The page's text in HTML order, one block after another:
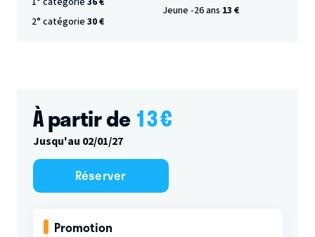
2° catégorie30 €
Jeune -26 ans 13 €
À partir de13€
Jusqu'au 02/01/27
Réserver
Promotion